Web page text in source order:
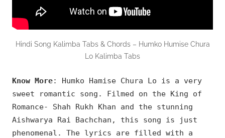
Hindi Song Kalimba Tabs & Chords – Humko Humise Chura
Lo Kalimba Tabs
Know More: Humko Hamise Chura Lo is a very
sweet romantic song. Filmed on the King of
Romance- Shah Rukh Khan and the stunning
Aishwarya Rai Bachchan, this song is just
phenomenal. The lyrics are filled with a